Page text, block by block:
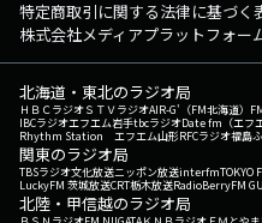
特定商取引に関する法律に基づく
株式会社メディアプラットフォー
北海道・東北のラジオ局
ＨＢＣラジオＳＴＶラジオAIR-G'（FM北海道）
IBCラジオエフエム岩手tbcラジオDate fm（エフ
Rhythm Station エフエム山形RFCラジオ福島
関東のラジオ局
TBSラジオ文化放送ニッポン放送interfmTOKYO
LuckyFM 茨城放送CRT栃木放送RadioBerryFM
北陸・甲信越のラジオ局